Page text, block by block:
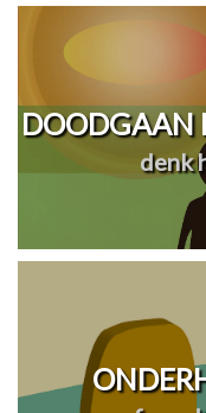
DOODGAAN
denk